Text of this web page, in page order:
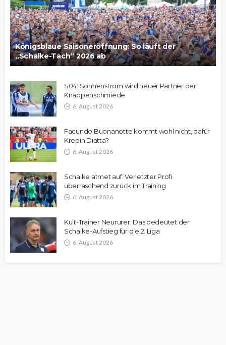
Königsblaue Saisoneröffnung: So läuft der
„Schalke-Tach“ 2026 ab
S04: Sonnenstrom wird neuer Partner der
Knappenschmiede
6. August 2026
Facundo Buonanotte kommt wohl nicht, dafür
Krepin Diatta?
6. August 2026
Schalke atmet auf: Verletzter Profi
überraschend zurück im Training
6. August 2026
Kult-Trainer Neururer: Das bedeutet der
Schalke-Aufstieg für die 2. Liga
6. August 2026